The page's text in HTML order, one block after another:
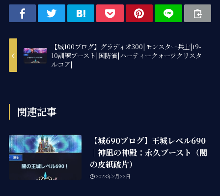
【城100ブログ】グラディオ300|モンスター兵士|t9-
10訓練ブースト|国防省|ハーティークォーツクリスタ
ルコア|
関連記事
【城690ブログ】王城レベル690
｜神凪の神殿：永久ブースト（闇
の皮紙破片）
2023年2月22日